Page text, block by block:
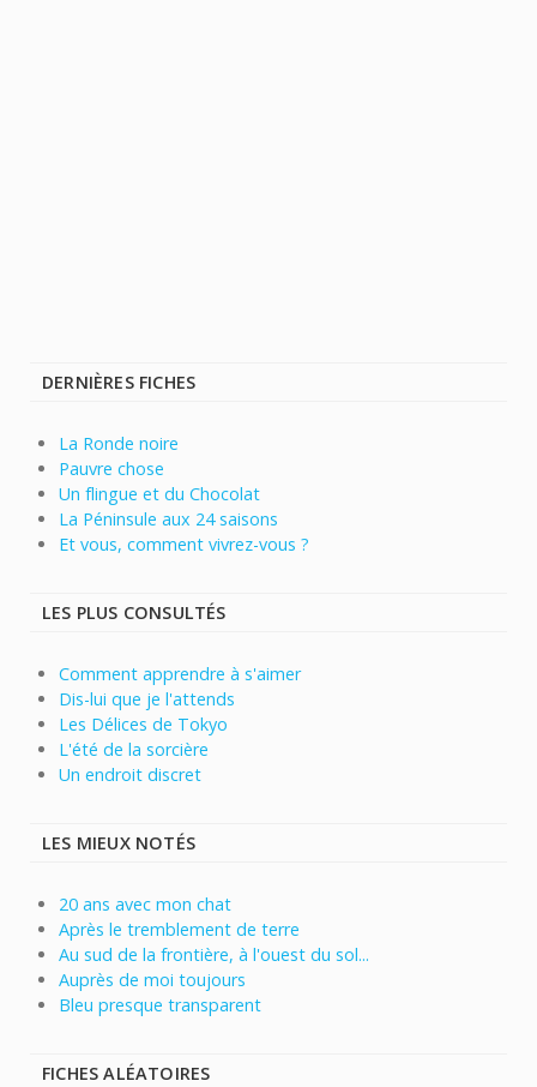
DERNIÈRES FICHES
La Ronde noire
Pauvre chose
Un flingue et du Chocolat
La Péninsule aux 24 saisons
Et vous, comment vivrez-vous ?
LES PLUS CONSULTÉS
Comment apprendre à s'aimer
Dis-lui que je l'attends
Les Délices de Tokyo
L'été de la sorcière
Un endroit discret
LES MIEUX NOTÉS
20 ans avec mon chat
Après le tremblement de terre
Au sud de la frontière, à l'ouest du sol...
Auprès de moi toujours
Bleu presque transparent
FICHES ALÉATOIRES